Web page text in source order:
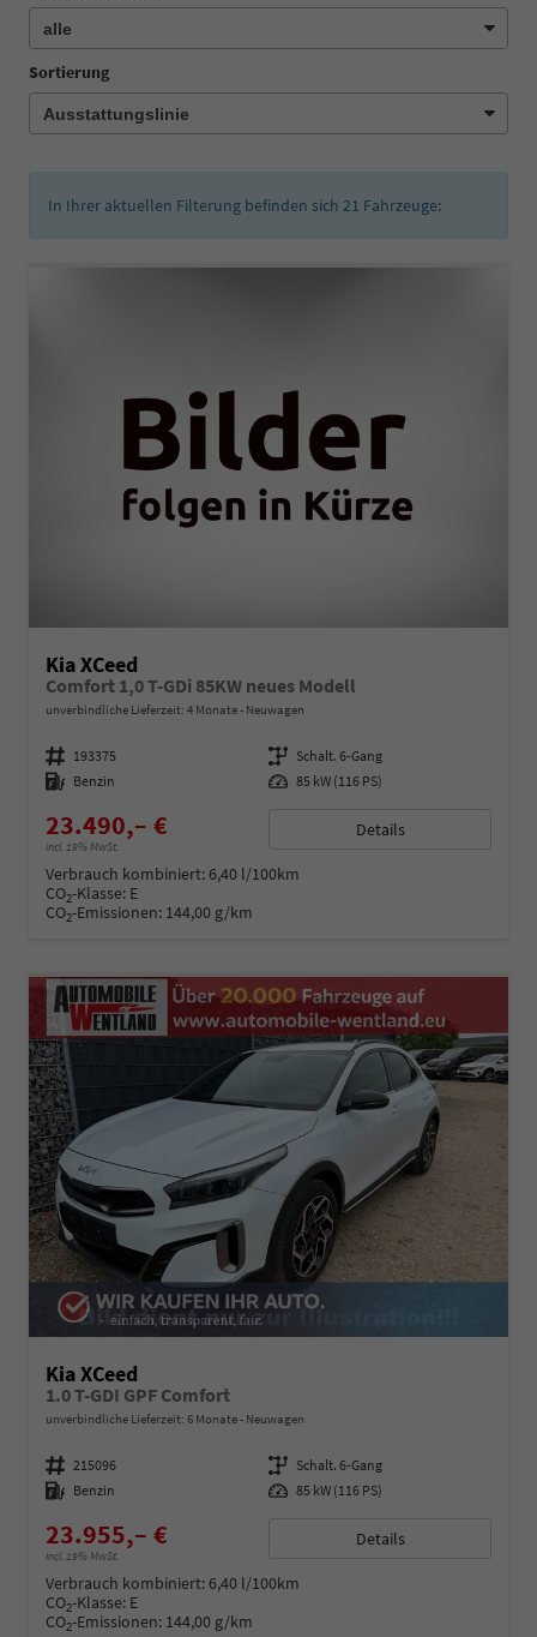
Sortierung
In Ihrer aktuellen Filterung befinden sich 21 Fahrzeuge:
Kia XCeed
Comfort 1,0 T-GDi 85KW neues Modell
unverbindliche Lieferzeit: 4 Monate Neuwagen
Fahrzeugnummer 193375 Getriebe Schalt. 6-Gang
Kraftstoff Benzin Leistung 85 kW (116 PS)
23.490,– €
incl. 19% MwSt.
Details
Verbrauch kombiniert:6,40 l/100km
CO2-Klasse: E
CO2-Emissionen: 144,00 g/km
Kia XCeed
1.0 T-GDI GPF Comfort
unverbindliche Lieferzeit: 6 Monate Neuwagen
Fahrzeugnummer 215096 Getriebe Schalt. 6-Gang
Kraftstoff Benzin Leistung 85 kW (116 PS)
23.955,– €
incl. 19% MwSt.
Details
Verbrauch kombiniert:6,40 l/100km
CO2-Klasse: E
CO2-Emissionen: 144,00 g/km